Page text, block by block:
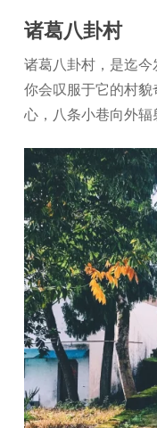
诸葛八卦村
诸葛八卦村，是迄今
你会叹服于它的村
心，八条小巷向外辐